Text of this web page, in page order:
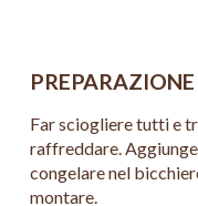
PREPARAZIONE
Far sciogliere tutti e
raffreddare.
congelare nel
montare.